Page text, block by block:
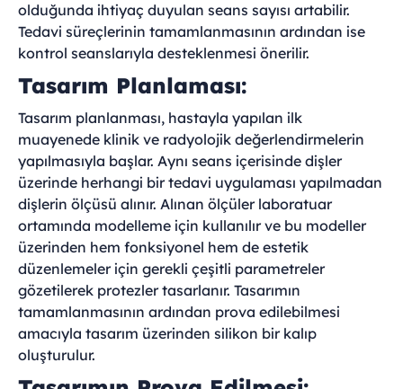
olduğunda ihtiyaç duyulan seans sayısı artabilir.
Tedavi süreçlerinin tamamlanmasının ardından ise
kontrol seanslarıyla desteklenmesi önerilir.
Tasarım Planlaması:
Tasarım planlanması, hastayla yapılan ilk
muayenede klinik ve radyolojik değerlendirmelerin
yapılmasıyla başlar. Aynı seans içerisinde dişler
üzerinde herhangi bir tedavi uygulaması yapılmadan
dişlerin ölçüsü alınır. Alınan ölçüler laboratuar
ortamında modelleme için kullanılır ve bu modeller
üzerinden hem fonksiyonel hem de estetik
düzenlemeler için gerekli çeşitli parametreler
gözetilerek protezler tasarlanır. Tasarımın
tamamlanmasının ardından prova edilebilmesi
amacıyla tasarım üzerinden silikon bir kalıp
oluşturulur.